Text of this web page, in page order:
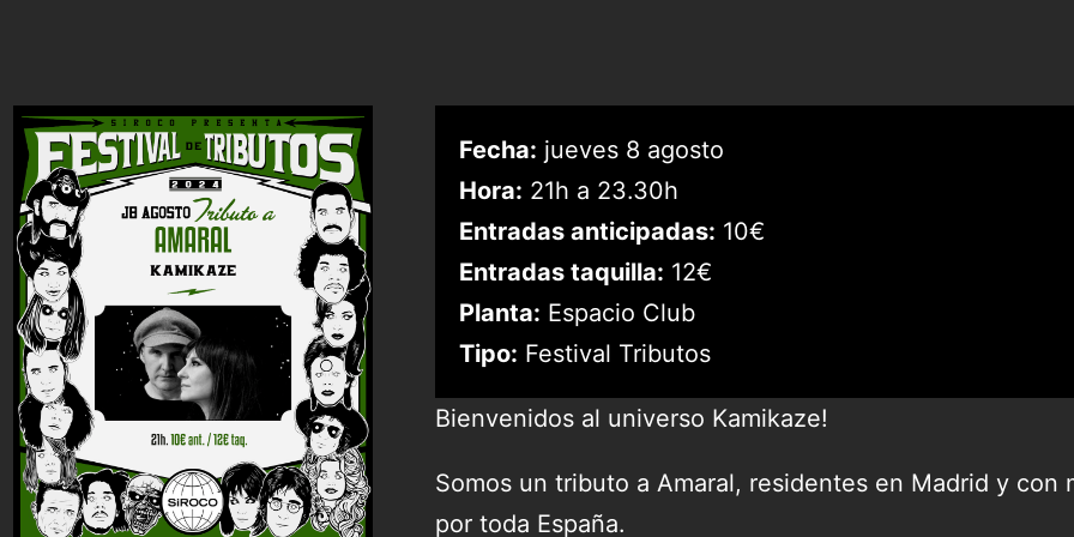
Fecha: jueves 8 agosto
Hora: 21h a 23.30h
Entradas anticipadas: 10€
Entradas taquilla: 12€
Planta: Espacio Club
Tipo: Festival Tributos
Bienvenidos al universo Kamikaze!
Somos un tributo a Amaral, residentes en Madrid y con
por toda España.